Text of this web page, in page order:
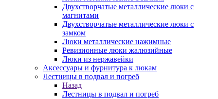
Двухстворчатые металлические люки с
магнитами
Двухстворчатые металлические люки с
замком
Люки металлические нажимные
Ревизионные люки жалюзийные
Люки из нержавейки
Аксессуары и фурнитура к люкам
Лестницы в подвал и погреб
Назад
Лестницы в подвал и погреб